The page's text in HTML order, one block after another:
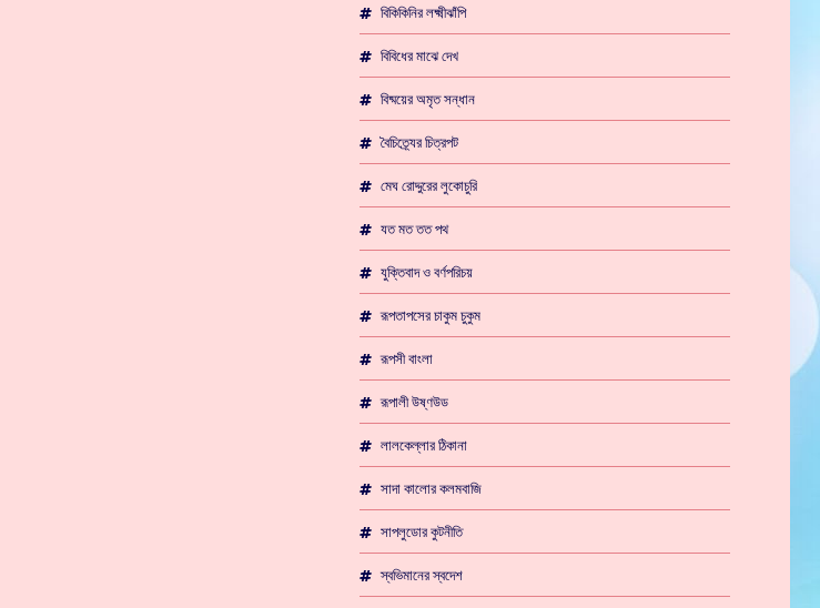
বিকিকিনির লক্ষ্মীঝাঁপি
বিবিধের মাঝে দেখ
বিষ্ময়ের অমৃত সন্ধান
বৈচিত্র্যের চিত্রপট
মেঘ রোদ্দুরের লুকোচুরি
যত মত তত পথ
যুক্তিবাদ ও বর্ণপরিচয়
রূপতাপসের চাকুম চুকুম
রূপসী বাংলা
রূপালী উষ্ণউড
লালকেল্লার ঠিকানা
সাদা কালোর কলমবাজি
সাপলুডোর কুটনীতি
স্বভিমানের স্বদেশ